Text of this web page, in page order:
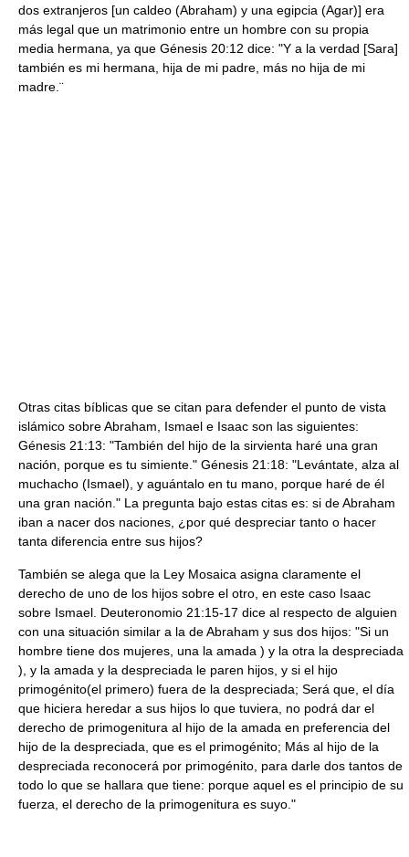
dos extranjeros [un caldeo (Abraham) y una egipcia (Agar)] era
más legal que un matrimonio entre un hombre con su propia
media hermana, ya que Génesis 20:12 dice: "Y a la verdad [Sara]
también es mi hermana, hija de mi padre, más no hija de mi
madre.¨
Otras citas bíblicas que se citan para defender el punto de vista
islámico sobre Abraham, Ismael e Isaac son las siguientes:
Génesis 21:13: "También del hijo de la sirvienta haré una gran
nación, porque es tu simiente." Génesis 21:18: "Levántate, alza al
muchacho (Ismael), y aguántalo en tu mano, porque haré de él
una gran nación." La pregunta bajo estas citas es: si de Abraham
iban a nacer dos naciones, ¿por qué despreciar tanto o hacer
tanta diferencia entre sus hijos?
También se alega que la Ley Mosaica asigna claramente el
derecho de uno de los hijos sobre el otro, en este caso Isaac
sobre Ismael. Deuteronomio 21:15-17 dice al respecto de alguien
con una situación similar a la de Abraham y sus dos hijos: "Si un
hombre tiene dos mujeres, una la amada ) y la otra la despreciada
), y la amada y la despreciada le paren hijos, y si el hijo
primogénito(el primero) fuera de la despreciada; Será que, el día
que hiciera heredar a sus hijos lo que tuviera, no podrá dar el
derecho de primogenitura al hijo de la amada en preferencia del
hijo de la despreciada, que es el primogénito; Más al hijo de la
despreciada reconocerá por primogénito, para darle dos tantos de
todo lo que se hallara que tiene: porque aquel es el principio de su
fuerza, el derecho de la primogenitura es suyo."